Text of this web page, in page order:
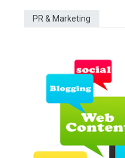
PR & Marketing